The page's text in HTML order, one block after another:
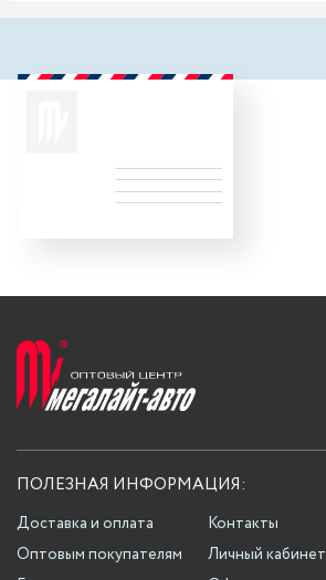
ПОЛЕЗНАЯ ИНФОРМАЦИЯ:
Доставка и оплата
Оптовым покупателям
Контакты
Личный кабинет